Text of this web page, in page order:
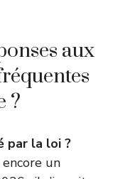
aux
?
par la loi ?
encore un